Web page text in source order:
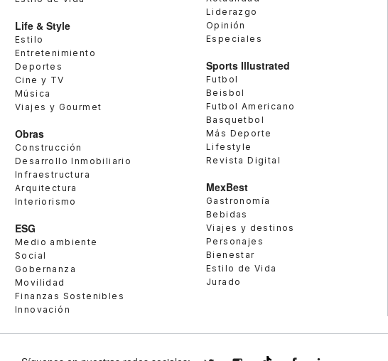
Life & Style
Estilo
Entretenimiento
Deportes
Cine y TV
Música
Viajes y Gourmet
Obras
Construcción
Desarrollo Inmobiliario
Infraestructura
Arquitectura
Interiorismo
ESG
Medio ambiente
Social
Gobernanza
Movilidad
Finanzas Sostenibles
Innovación
Liderazgo
Opinión
Especiales
Sports Illustrated
Futbol
Beisbol
Futbol Americano
Basquetbol
Más Deporte
Lifestyle
Revista Digital
MexBest
Gastronomía
Bebidas
Viajes y destinos
Personajes
Bienestar
Estilo de Vida
Jurado